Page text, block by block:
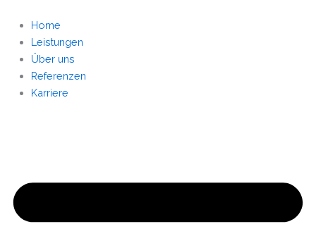
Inhalt
springen
Home
Leistungen
Über uns
Referenzen
Karriere